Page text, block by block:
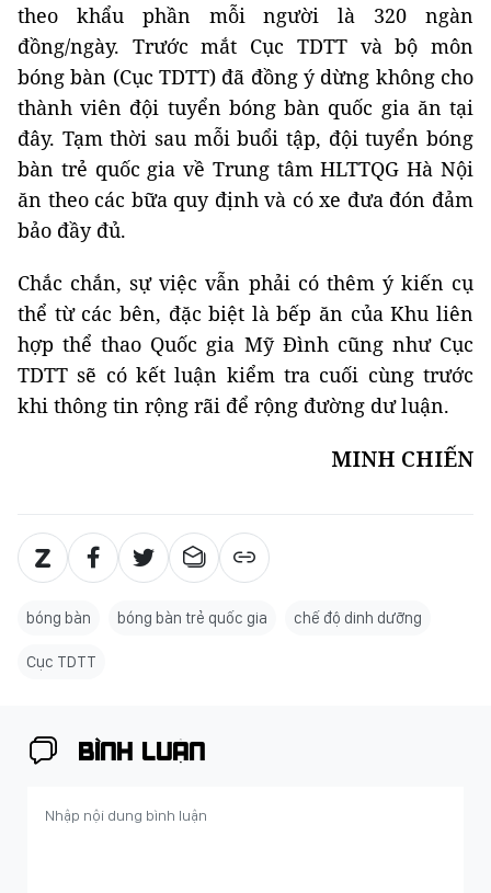
theo khẩu phần mỗi người là 320 ngàn
đồng/ngày. Trước mắt Cục TDTT và bộ môn
bóng bàn (Cục TDTT) đã đồng ý dừng không cho
thành viên đội tuyển bóng bàn quốc gia ăn tại
đây. Tạm thời sau mỗi buổi tập, đội tuyển bóng
bàn trẻ quốc gia về Trung tâm HLTTQG Hà Nội
ăn theo các bữa quy định và có xe đưa đón đảm
bảo đầy đủ.
Chắc chắn, sự việc vẫn phải có thêm ý kiến cụ
thể từ các bên, đặc biệt là bếp ăn của Khu liên
hợp thể thao Quốc gia Mỹ Đình cũng như Cục
TDTT sẽ có kết luận kiểm tra cuối cùng trước
khi thông tin rộng rãi để rộng đường dư luận.
MINH CHIẾN
bóng bàn bóng bàn trẻ quốc gia chế độ dinh dưỡng
Cục TDTT
BÌNH LUẬN